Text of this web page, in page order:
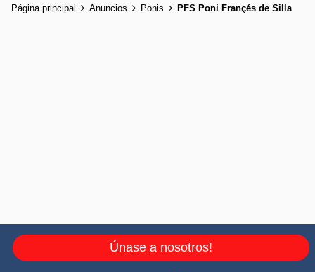
Página principal Anuncios Ponis PFS Poni Françés de Silla
Únase a nosotros!